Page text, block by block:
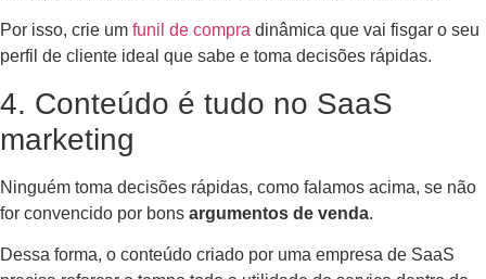
Por isso, crie um funil de compra dinâmica que vai fisgar o seu
perfil de cliente ideal que sabe e toma decisões rápidas.
4. Conteúdo é tudo no SaaS
marketing
Ninguém toma decisões rápidas, como falamos acima, se não
for convencido por bons argumentos de venda.
Dessa forma, o conteúdo criado por uma empresa de SaaS